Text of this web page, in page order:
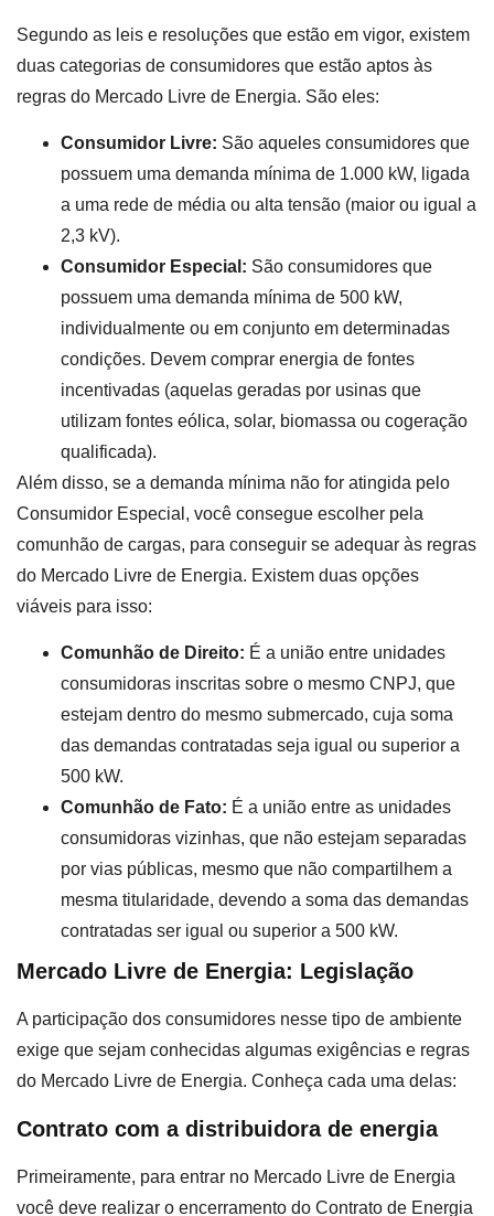
Segundo as leis e resoluções que estão em vigor, existem
duas categorias de consumidores que estão aptos às
regras do Mercado Livre de Energia. São eles:
Consumidor Livre: São aqueles consumidores que
possuem uma demanda mínima de 1.000 kW, ligada
a uma rede de média ou alta tensão (maior ou igual a
2,3 kV).
Consumidor Especial: São consumidores que
possuem uma demanda mínima de 500 kW,
individualmente ou em conjunto em determinadas
condições. Devem comprar energia de fontes
incentivadas (aquelas geradas por usinas que
utilizam fontes eólica, solar, biomassa ou cogeração
qualificada).
Além disso, se a demanda mínima não for atingida pelo
Consumidor Especial, você consegue escolher pela
comunhão de cargas, para conseguir se adequar às regras
do Mercado Livre de Energia. Existem duas opções
viáveis para isso:
Comunhão de Direito: É a união entre unidades
consumidoras inscritas sobre o mesmo CNPJ, que
estejam dentro do mesmo submercado, cuja soma
das demandas contratadas seja igual ou superior a
500 kW.
Comunhão de Fato: É a união entre as unidades
consumidoras vizinhas, que não estejam separadas
por vias públicas, mesmo que não compartilhem a
mesma titularidade, devendo a soma das demandas
contratadas ser igual ou superior a 500 kW.
Mercado Livre de Energia: Legislação
A participação dos consumidores nesse tipo de ambiente
exige que sejam conhecidas algumas exigências e regras
do Mercado Livre de Energia. Conheça cada uma delas:
Contrato com a distribuidora de energia
Primeiramente, para entrar no Mercado Livre de Energia
você deve realizar o encerramento do Contrato de Energia